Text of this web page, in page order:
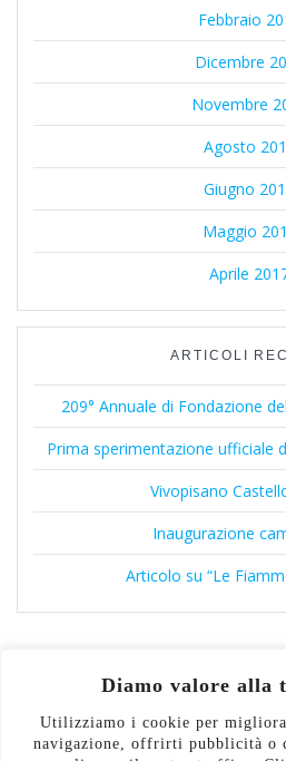
Diamo valore alla
Utilizziamo i cookie per
navigazione, offrirti pubblicità o
Febbraio
Dicembre
Novembre
Agosto
Giugno
Maggio
Aprile
ARTICOLI
209° Annuale di Fondazione
Prima sperimentazione ufficiale
Vivopisano
Inaugurazione
Articolo su “Le